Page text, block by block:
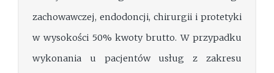
zachowawczej, endodoncji, chirurgii i protetyki
w wysokości 50% kwoty brutto. W przypadku
wykonania u pacjentów usług z zakresu